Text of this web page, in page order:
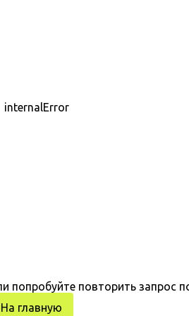
попробуйте повторить запрос
На главную